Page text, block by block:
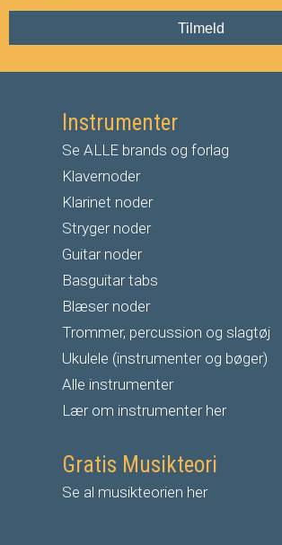
Tilmeld
Instrumenter
Se ALLE brands og forlag
Klavernoder
Klarinet noder
Stryger noder
Guitar noder
Basguitar tabs
Blæser noder
Trommer, percussion og slagtøj
Ukulele (instrumenter og bøger)
Alle instrumenter
Lær om instrumenter her
Gratis Musikteori
Se al musikteorien her